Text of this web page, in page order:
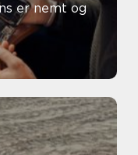
er nemt og